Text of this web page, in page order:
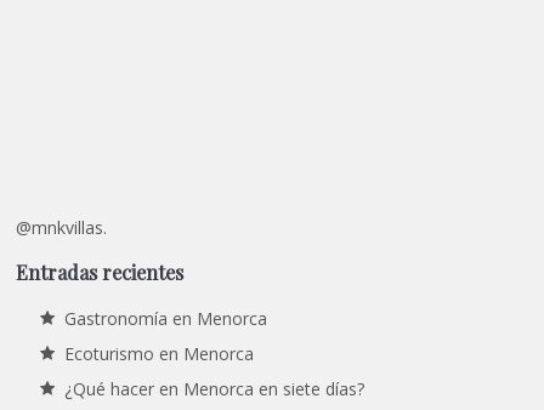
@mnkvillas.
Entradas recientes
Gastronomía en Menorca
Ecoturismo en Menorca
¿Qué hacer en Menorca en siete días?